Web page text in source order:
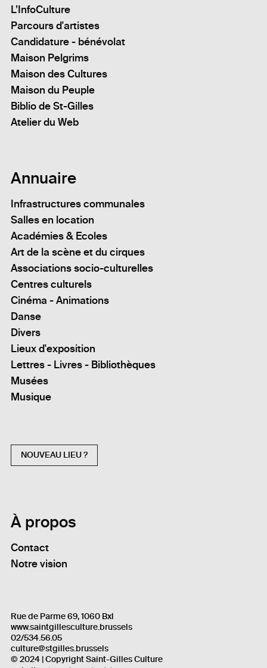
L’InfoCulture
Parcours d'artistes
Candidature - bénévolat
Maison Pelgrims
Maison des Cultures
Maison du Peuple
Biblio de St-Gilles
Atelier du Web
Annuaire
Infrastructures communales
Salles en location
Académies & Ecoles
Art de la scène et du cirques
Associations socio-culturelles
Centres culturels
Cinéma - Animations
Danse
Divers
Lieux d'exposition
Lettres - Livres - Bibliothèques
Musées
Musique
NOUVEAU LIEU ?
À propos
Contact
Notre vision
Rue de Parme 69, 1060 Bxl
www.saintgillesculture.brussels
02/534.56.05
culture@stgilles.brussels
© 2024 | Copyright Saint-Gilles Culture